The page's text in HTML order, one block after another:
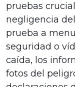
pruebas
negligencia
prueba a
seguridad o
caída, los
fotos del